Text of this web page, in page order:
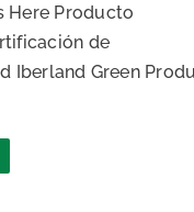
Here Producto
de
Iberland Green